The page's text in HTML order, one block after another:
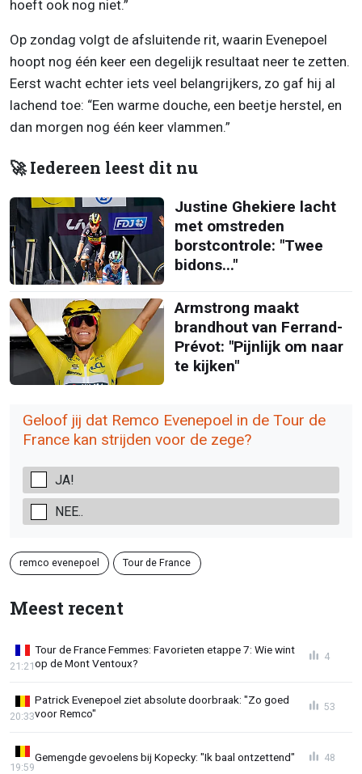
hoeft ook nog niet.”
Op zondag volgt de afsluitende rit, waarin Evenepoel
hoopt nog één keer een degelijk resultaat neer te zetten.
Eerst wacht echter iets veel belangrijkers, zo gaf hij al
lachend toe: “Een warme douche, een beetje herstel, en
dan morgen nog één keer vlammen.”
🚀 Iedereen leest dit nu
Justine Ghekiere lacht
met omstreden
borstcontrole: "Twee
bidons..."
Armstrong maakt
brandhout van Ferrand-
Prévot: "Pijnlijk om naar
te kijken"
Geloof jij dat Remco Evenepoel in de Tour de
France kan strijden voor de zege?
JA!
NEE..
remco evenepoel Tour de France
Meest recent
Tour de France Femmes: Favorieten etappe 7: Wie wint
op de Mont Ventoux?
21:21
4
Patrick Evenepoel ziet absolute doorbraak: "Zo goed
voor Remco"
20:33
53
Gemengde gevoelens bij Kopecky: "Ik baal ontzettend"
19:59
48